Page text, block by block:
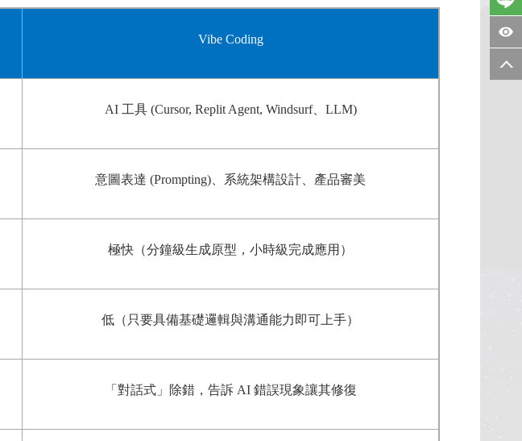
Vibe Coding
AI 工具 (Cursor, Replit Agent, Windsurf、LLM)
意圖表達 (Prompting)、系統架構設計、產品審美
極快（分鐘級生成原型，小時級完成應用）
低（只要具備基礎邏輯與溝通能力即可上手）
「對話式」除錯，告訴 AI 錯誤現象讓其修復